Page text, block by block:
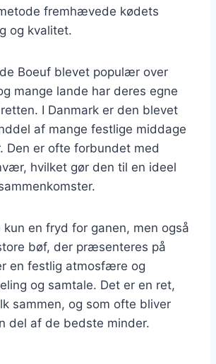
fremhævede kødets
og kvalitet.
Boeuf blevet populær over
mange lande har deres egne
I Danmark er den blevet
af mange festlige middage
Den er ofte forbundet med
hvilket gør den til en ideel
kun en fryd for ganen, men også
bøf, der præsenteres på
en festlig atmosfære og
og samtale. Det er en ret,
sammen, og som ofte bliver
del af de bedste minder.